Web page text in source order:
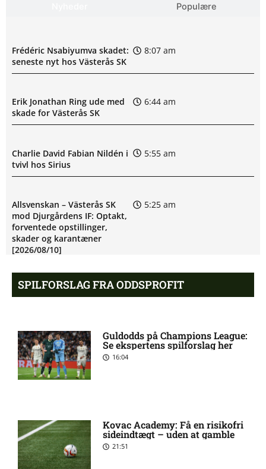
Populære
Frédéric Nsabiyumva skadet:
seneste nyt hos Västerås SK
8:07 am
Erik Jonathan Ring ude med
skade for Västerås SK
6:44 am
Charlie David Fabian Nildén i
tvivl hos Sirius
5:55 am
Allsvenskan – Västerås SK
mod Djurgårdens IF: Optakt,
forventede opstillinger,
skader og karantæner
[2026/08/10]
5:25 am
UEFA Europa Conference
[2026/08/12]
5:20 am
Eric Noel Patrik Milleskog i
Rangers afviser gigantbud på
Chermiti
8:42 pm
SPILFORSLAG FRA ODDSPROFIT
Guldodds på Champions League:
Se ekspertens spilforslag her
16:04
Kovac Academy: Få en risikofri
sideindtægt – uden at gamble
21:51